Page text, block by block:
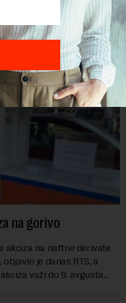
Lučića nepoželjnom
tranzit i boravak na
javn...
na gorivo
akciza na naftne derivate
je danas RTS, a
važi do 9. avgusta